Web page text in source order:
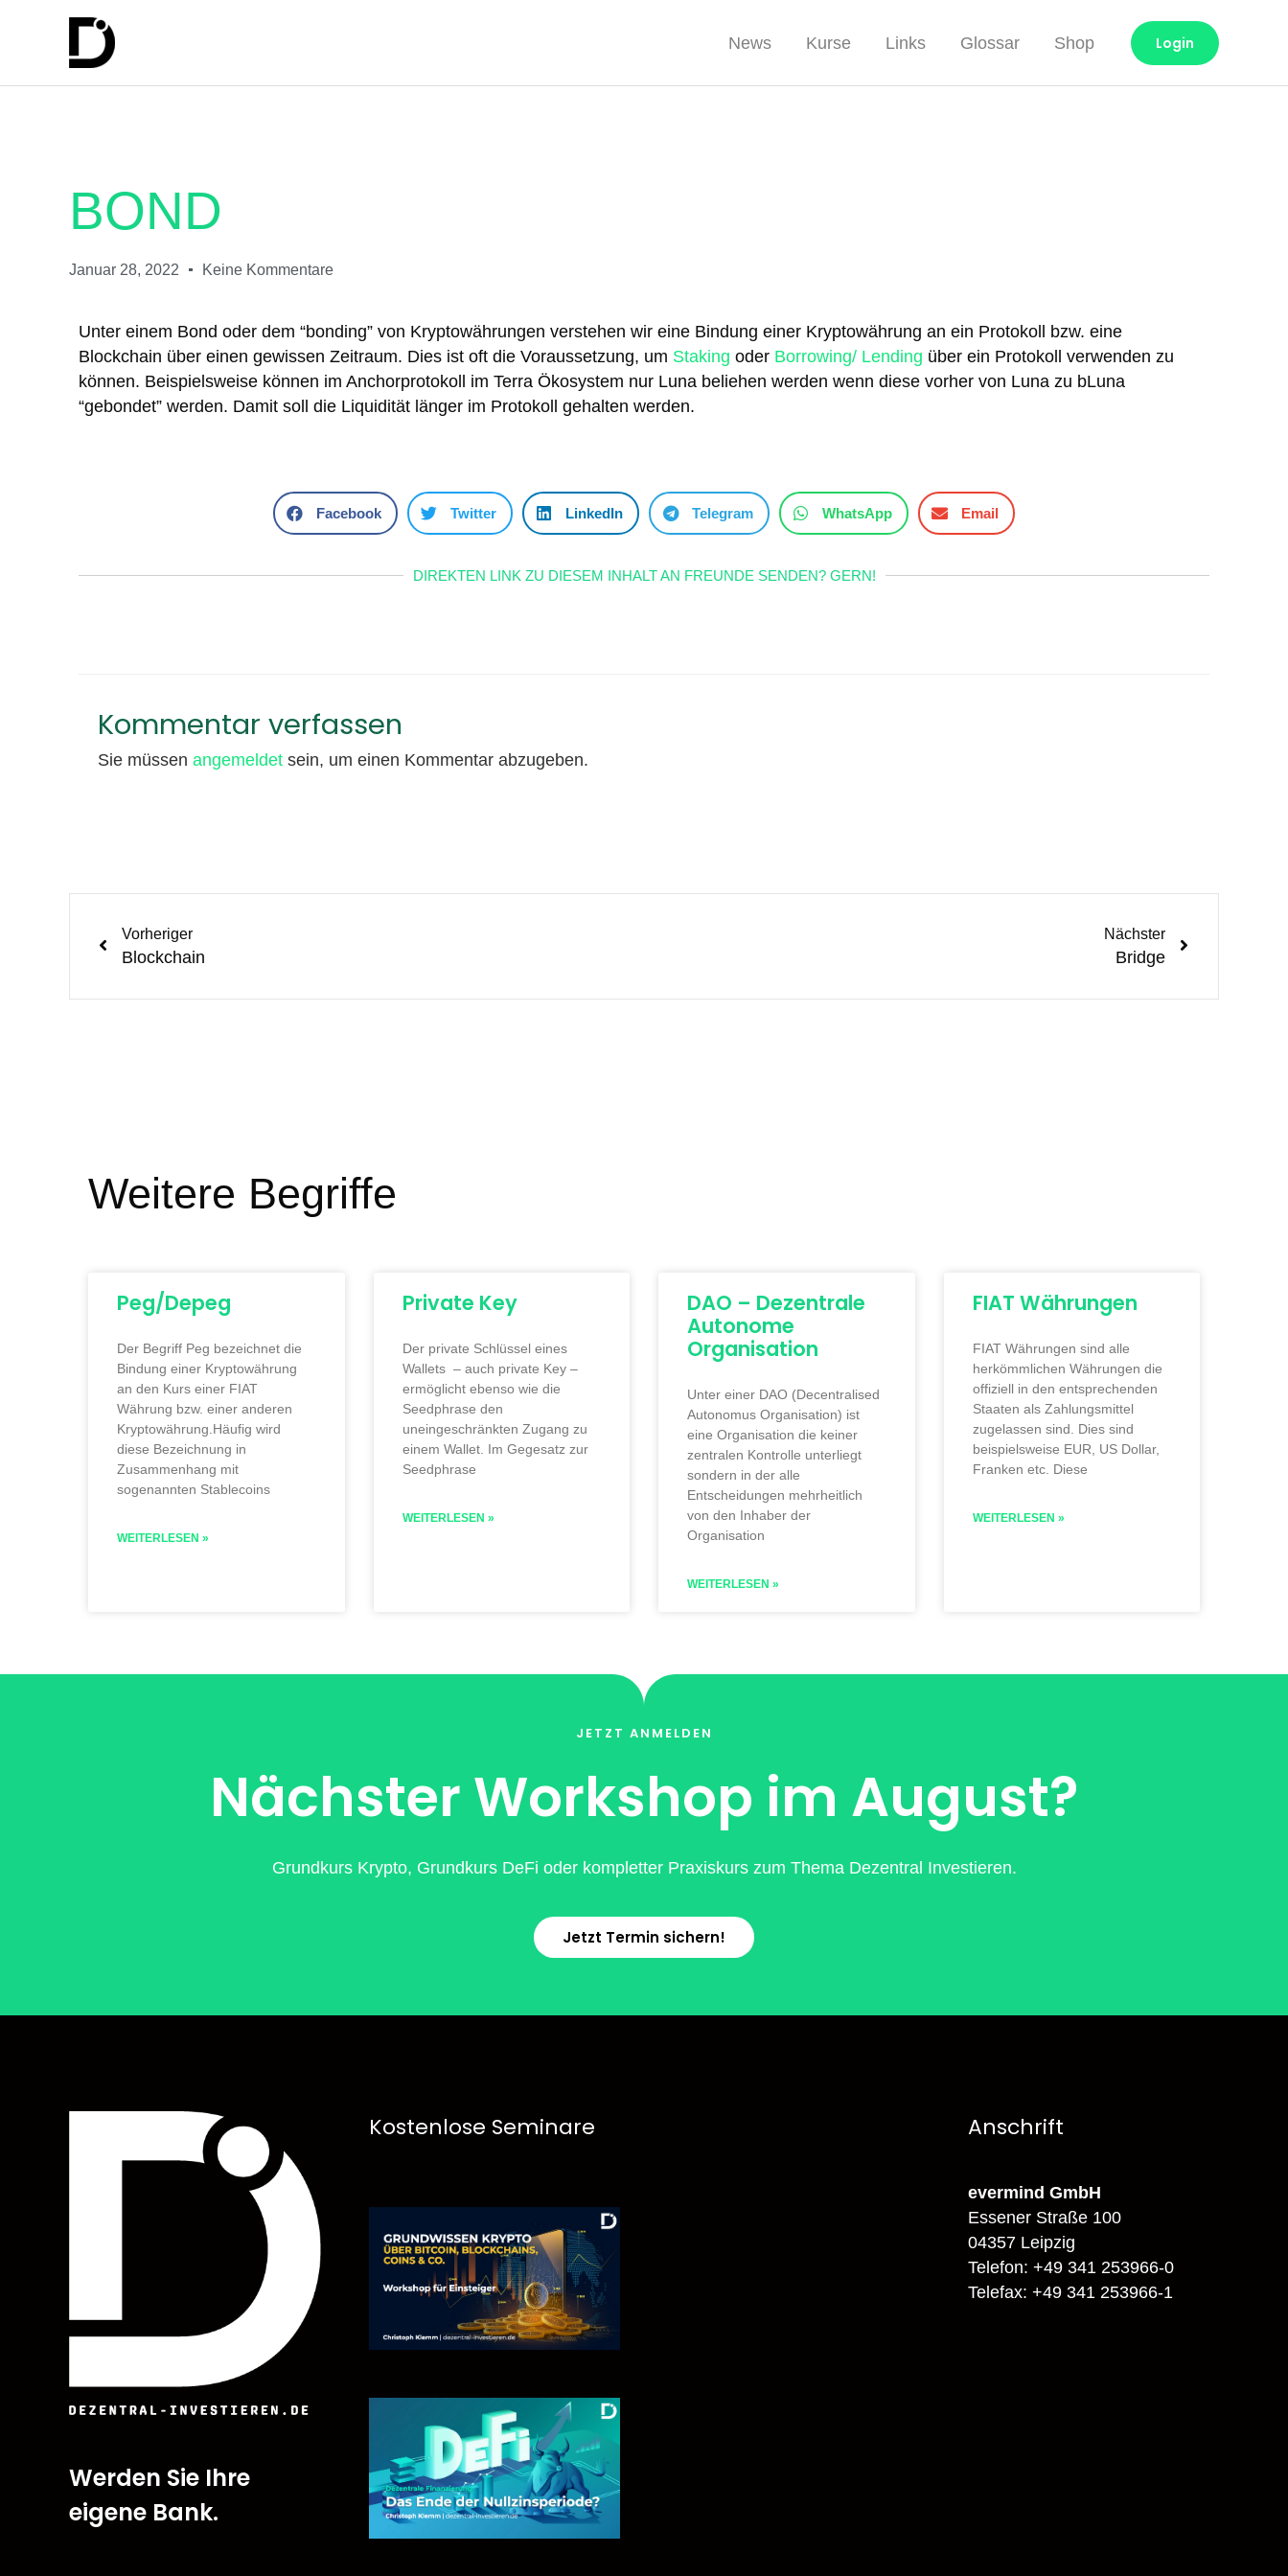
News Kurse Links Glossar Shop Login
BOND
Januar 28, 2022 Keine Kommentare
Unter einem Bond oder dem “bonding” von Kryptowährungen verstehen wir eine Bindung einer Kryptowährung an ein Protokoll bzw. eine
Blockchain über einen gewissen Zeitraum. Dies ist oft die Voraussetzung, um Staking oder Borrowing/ Lending über ein Protokoll verwenden zu
können. Beispielsweise können im Anchorprotokoll im Terra Ökosystem nur Luna beliehen werden wenn diese vorher von Luna zu bLuna
“gebondet” werden. Damit soll die Liquidität länger im Protokoll gehalten werden.
Facebook Twitter LinkedIn Telegram WhatsApp Email
DIREKTEN LINK ZU DIESEM INHALT AN FREUNDE SENDEN? GERN!
Kommentar verfassen
Sie müssen angemeldet sein, um einen Kommentar abzugeben.
Vorheriger
Blockchain
Nächster
Bridge
Weitere Begriffe
Peg/Depeg
Der Begriff Peg bezeichnet die
Bindung einer Kryptowährung
an den Kurs einer FIAT
Währung bzw. einer anderen
Kryptowährung.Häufig wird
diese Bezeichnung in
Zusammenhang mit
sogenannten Stablecoins
WEITERLESEN »
Private Key
Der private Schlüssel eines
Wallets – auch private Key –
ermöglicht ebenso wie die
Seedphrase den
uneingeschränkten Zugang zu
einem Wallet. Im Gegesatz zur
Seedphrase
WEITERLESEN »
DAO – Dezentrale
Autonome
Organisation
Unter einer DAO (Decentralised
Autonomus Organisation) ist
eine Organisation die keiner
zentralen Kontrolle unterliegt
sondern in der alle
Entscheidungen mehrheitlich
von den Inhaber der
Organisation
WEITERLESEN »
FIAT Währungen
FIAT Währungen sind alle
herkömmlichen Währungen die
offiziell in den entsprechenden
Staaten als Zahlungsmittel
zugelassen sind. Dies sind
beispielsweise EUR, US Dollar,
Franken etc. Diese
WEITERLESEN »
JETZT ANMELDEN
Nächster Workshop im August?
Grundkurs Krypto, Grundkurs DeFi oder kompletter Praxiskurs zum Thema Dezentral Investieren.
Jetzt Termin sichern!
Werden Sie Ihre
eigene Bank.
Kostenlose Seminare Anschrift
evermind GmbH
Essener Straße 100
04357 Leipzig
Telefon: +49 341 253966-0
Telefax: +49 341 253966-1